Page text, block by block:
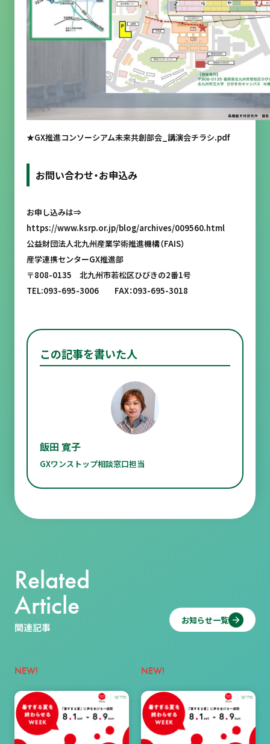
★GX推進コンソーシアム未来共創部会_講演会チラシ.pdf
お問い合わせ・お申込み
お申し込みは⇒
https://www.ksrp.or.jp/blog/archives/009560.html
公益財団法人北九州産業学術推進機構（FAIS）
産学連携センターGX推進部
〒808-0135 北九州市若松区ひびきの2番1号
TEL:093-695-3006 FAX：093-695-3018
この記事を書いた人
飯田 寛子
GXワンストップ相談窓口担当
Related
Article
関連記事
お知らせ一覧
NEW! NEW!